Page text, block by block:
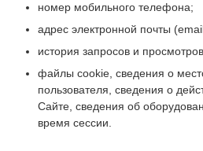
номер мобильного телефона;
адрес электронной почты
история запросов и
файлы cookie, сведения о
пользователя, сведения о
Сайте, сведения об
время сессии.